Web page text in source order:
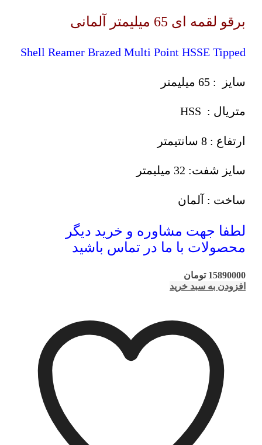
برقو لقمه ای 65 میلیمتر آلمانی
Shell Reamer Brazed Multi Point HSSE Tipped
سایز : 65 میلیمتر
متریال : HSS
ارتفاع : 8 سانتیمتر
سایز شفت: 32 میلیمتر
ساخت : آلمان
لطفا جهت مشاوره و خرید دیگر
محصولات با ما در تماس باشید
15890000 تومان
افزودن به سبد خرید